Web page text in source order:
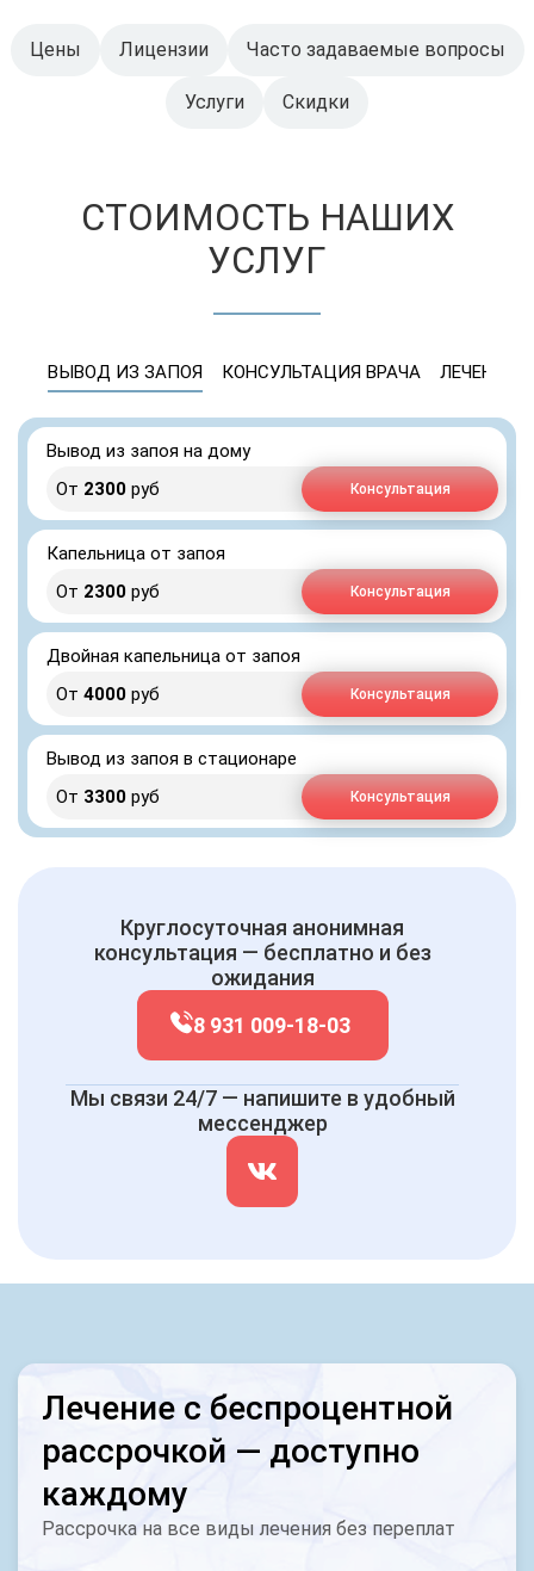
Цены Лицензии Часто задаваемые вопросы
Услуги Скидки
СТОИМОСТЬ НАШИХ
УСЛУГ
ВЫВОД ИЗ ЗАПОЯ КОНСУЛЬТАЦИЯ ВРАЧА ЛЕЧЕНИЕ
Вывод из запоя на дому
От 2300 руб Консультация
Капельница от запоя
От 2300 руб Консультация
Двойная капельница от запоя
От 4000 руб Консультация
Вывод из запоя в стационаре
От 3300 руб Консультация
Круглосуточная анонимная
консультация — бесплатно и без
ожидания
8 931 009-18-03
Мы связи 24/7 — напишите в удобный
мессенджер
Лечение с беспроцентной
рассрочкой — доступно
каждому
Рассрочка на все виды лечения без переплат